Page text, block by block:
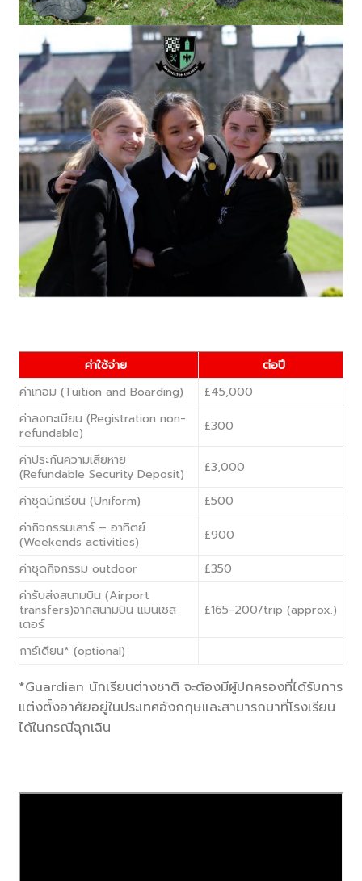
ค่าใช้จ่าย
ต่อปี
ค่าเทอม (Tuition and Boarding)
£45,000
ค่าลงทะเบียน (Registration non-
refundable)
£300
ค่าประกันความเสียหาย
(Refundable Security Deposit)
£3,000
ค่าชุดนักเรียน (Uniform)
£500
ค่ากิจกรรมเสาร์ – อาทิตย์
(Weekends activities)
£900
ค่าชุดกิจกรรม outdoor
£350
ค่ารับส่งสนามบิน (Airport
transfers)จากสนามบิน แมนเชส
เตอร์
£165-200/trip (approx.)
การ์เดียน* (optional)
*Guardian นักเรียนต่างชาติ จะต้องมีผู้ปกครองที่ได้รับการ
แต่งตั้งอาศัยอยู่ในประเทศอังกฤษและสามารถมาที่โรงเรียน
ได้ในกรณีฉุกเฉิน